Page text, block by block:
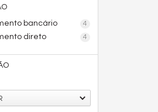
bancário
4
direto 4